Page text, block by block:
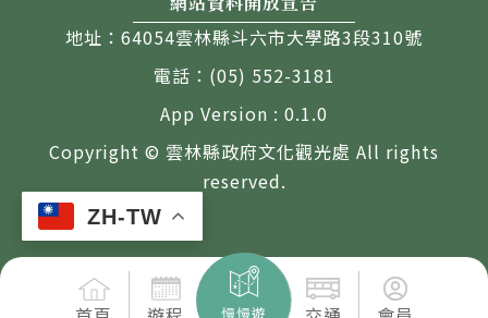
ZH-TW
慢慢遊
地址：64054雲林縣斗六市大學路3段310號
電話：(05) 552-3181
App Version : 0.1.0
Copyright © 雲林縣政府文化觀光處 All rights
reserved.